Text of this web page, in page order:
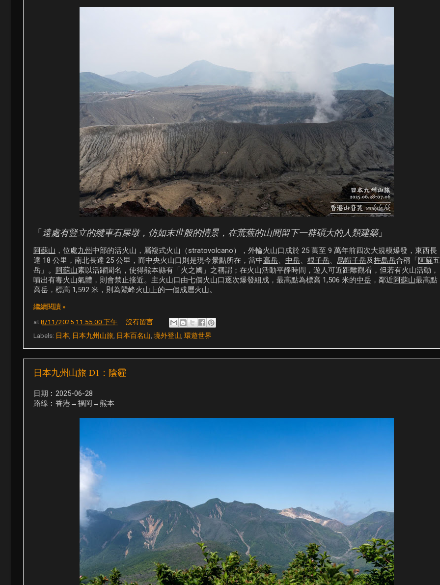
「遠處有豎立的纜車石屎墩，仿如末世般的情景，在荒蕪的山間留下一群碩大的人類建築」
阿蘇山 ，位處九州中部的活火山，屬複式火山（stratovolcano），外輪火山口成於 25 萬至 9 萬年前四次大規模爆發，東西長
達 18 公里，南北長達 25 公里，而中央火山口則是現今景點所在，當中高岳、 中岳、 根子岳、 烏帽子岳及杵島岳合稱「 阿蘇五
岳」。
阿蘇山素以活躍聞名，使得熊本縣有「火之國」之稱謂；在火山活動平靜時間，遊人可近距離觀看，但若有火山活動，
噴出有毒火山氣體，則會禁止接近。主火山口由七個火山口逐次爆發組成，最高點為標高 1,506 米的中岳 ，鄰近阿蘇山最高點
高岳 ，標高 1,592 米，則為鷲峰火山上的一個成層火山。
繼續閱讀 »
at8/11/2025 11:55:00 下午
沒有留言:
Labels: 日本 日本九州山旅 日本百名山 境外登山 環遊世界
日本九州山旅 D1：陰霾
日期︰2025-06-28
路線︰香港→福岡→熊本